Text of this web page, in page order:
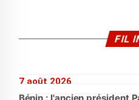
FIL
7 août 2026